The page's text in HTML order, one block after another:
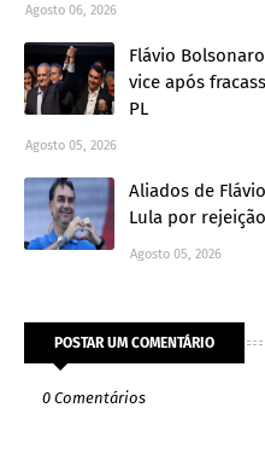
Agosto 06, 2026
Flávio
vice após
PL
Agosto 05, 2026
Aliados de
Lula por
Agosto 05, 2026
POSTAR UM COMENTÁRIO
0 Comentários